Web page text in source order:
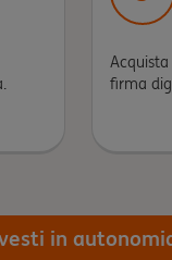
firma
in